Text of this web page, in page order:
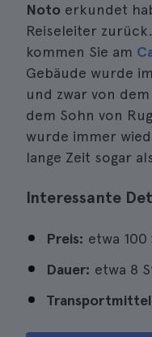
Noto erkundet
Reiseleiter
kommen Sie am
Gebäude wurde
und zwar von
dem Sohn von
wurde immer
lange Zeit sogar
Interessante
Preis: etwa 100
Dauer: etwa 8